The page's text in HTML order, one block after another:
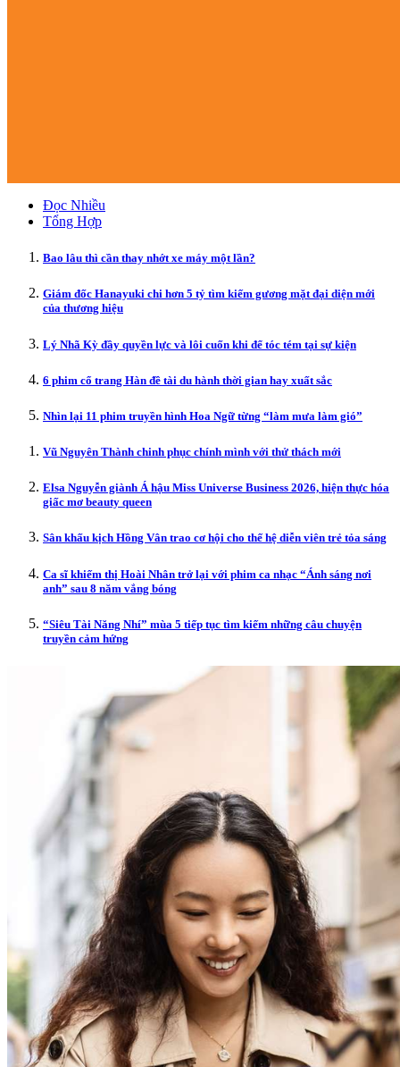
Đọc Nhiều
Tổng Hợp
Bao lâu thì cần thay nhớt xe máy một lần?
Giám đốc Hanayuki chi hơn 5 tỷ tìm kiếm gương mặt đại diện mới
của thương hiệu
Lý Nhã Kỳ đầy quyền lực và lôi cuốn khi để tóc tém tại sự kiện
6 phim cổ trang Hàn đề tài du hành thời gian hay xuất sắc
Nhìn lại 11 phim truyền hình Hoa Ngữ từng “làm mưa làm gió”
Vũ Nguyên Thành chinh phục chính mình với thử thách mới
Elsa Nguyễn giành Á hậu Miss Universe Business 2026, hiện thực hóa
giấc mơ beauty queen
Sân khấu kịch Hồng Vân trao cơ hội cho thế hệ diễn viên trẻ tỏa sáng
Ca sĩ khiếm thị Hoài Nhân trở lại với phim ca nhạc “Ánh sáng nơi
anh” sau 8 năm vắng bóng
“Siêu Tài Năng Nhí” mùa 5 tiếp tục tìm kiếm những câu chuyện
truyền cảm hứng